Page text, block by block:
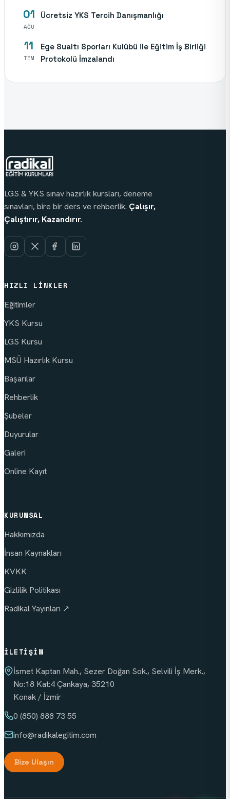
01
AĞU
Ücretsiz YKS Tercih Danışmanlığı
11
TEM
Ege Sualtı Sporları Kulübü ile Eğitim İş Birliği
Protokolü İmzalandı
LGS & YKS sınav hazırlık kursları, deneme
sınavları, bire bir ders ve rehberlik. Çalışır,
Çalıştırır, Kazandırır.
HIZLI LINKLER
Eğitimler
YKS Kursu
LGS Kursu
MSÜ Hazırlık Kursu
Başarılar
Rehberlik
Şubeler
Duyurular
Galeri
Online Kayıt
KURUMSAL
Hakkımızda
İnsan Kaynakları
KVKK
Gizlilik Politikası
Radikal Yayınları ↗
İLETIŞIM
İsmet Kaptan Mah., Sezer Doğan Sok., Selvili İş Merk.,
No:18 Kat:4 Çankaya, 35210
Konak / İzmir
0 (850) 888 73 55
info@radikalegitim.com
Bize Ulaşın